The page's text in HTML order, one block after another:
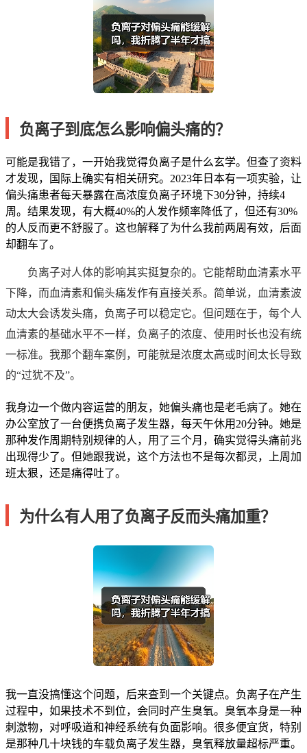
负离子到底怎么影响偏头痛的？
可能是我错了，一开始我觉得负离子是什么玄学。但查了资料
才发现，国际上确实有相关研究。2023年日本有一项实验，让
偏头痛患者每天暴露在高浓度负离子环境下30分钟，持续4
周。结果发现，有大概40%的人发作频率降低了，但还有30%
的人反而更不舒服了。这也解释了为什么我前两周有效，后面
却翻车了。
负离子对人体的影响其实挺复杂的。它能帮助血清素水平
下降，而血清素和偏头痛发作有直接关系。简单说，血清素波
动太大会诱发头痛，负离子可以稳定它。但问题在于，每个人
血清素的基础水平不一样，负离子的浓度、使用时长也没有统
一标准。我那个翻车案例，可能就是浓度太高或时间太长导致
的“过犹不及”。
我身边一个做内容运营的朋友，她偏头痛也是老毛病了。她在
办公室放了一台便携负离子发生器，每天午休用20分钟。她是
那种发作周期特别规律的人，用了三个月，确实觉得头痛前兆
出现得少了。但她跟我说，这个方法也不是每次都灵，上周加
班太狠，还是痛得吐了。
为什么有人用了负离子反而头痛加重？
我一直没搞懂这个问题，后来查到一个关键点。负离子在产生
过程中，如果技术不到位，会同时产生臭氧。臭氧本身是一种
刺激物，对呼吸道和神经系统有负面影响。很多便宜货，特别
是那种几十块钱的车载负离子发生器，臭氧释放量超标严重。